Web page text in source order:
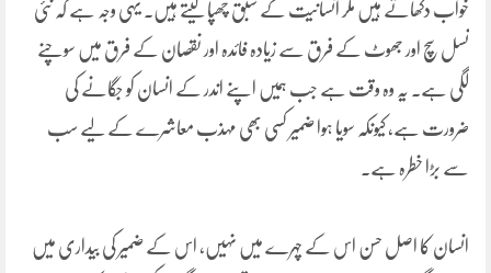
خواب دکھاتے ہیں مگر انسانیت کے سبق چھپا لیتے ہیں۔ یہی وجہ ہے کہ نئی
نسل سچ اور جھوٹ کے فرق سے زیادہ فائدہ اور نقصان کے فرق میں سوچنے
لگی ہے۔ یہ وہ وقت ہے جب ہمیں اپنے اندر کے انسان کو جگانے کی
ضرورت ہے، کیونکہ سویا ہوا ضمیر کسی بھی مہذب معاشرے کے لیے سب
سے بڑا خطرہ ہے۔
انسان کا اصل حسن اس کے چہرے میں نہیں، اس کے ضمیر کی بیداری میں